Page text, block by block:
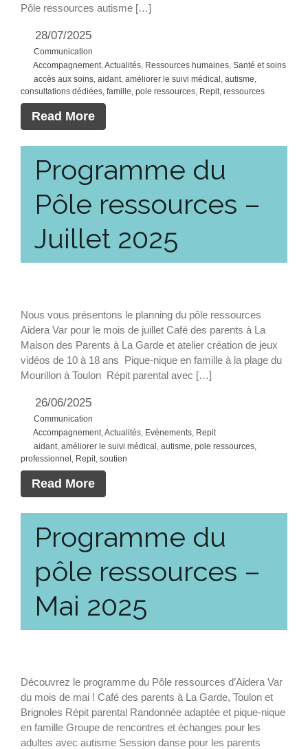
Pôle ressources autisme […]
28/07/2025
Communication
Accompagnement,Actualités, Ressources humaines, Santé et soins
accès aux soins, aidant, améliorer le suivi médical , autisme,
consultations dédiées, famille, pole ressources, Repit, ressources
Read More
Programme du
Pôle ressources –
Juillet 2025
Nous vous présentons le planning du pôle ressources
Aidera Var pour le mois de juillet Café des parents à La
Maison des Parents à La Garde et atelier création de jeux
vidéos de 10 à 18 ans Pique-nique en famille à la plage du
Mourillon à Toulon Répit parental avec […]
26/06/2025
Communication
Accompagnement,Actualités, Evénements, Repit
aidant, améliorer le suivi médical , autisme, pole ressources,
professionnel , Repit, soutien
Read More
Programme du
pôle ressources –
Mai 2025
Découvrez le programme du Pôle ressources d’Aidera Var
du mois de mai ! Café des parents à La Garde, Toulon et
Brignoles Répit parental Randonnée adaptée et pique-nique
en famille Groupe de rencontres et échanges pour les
adultes avec autisme Session danse pour les parents